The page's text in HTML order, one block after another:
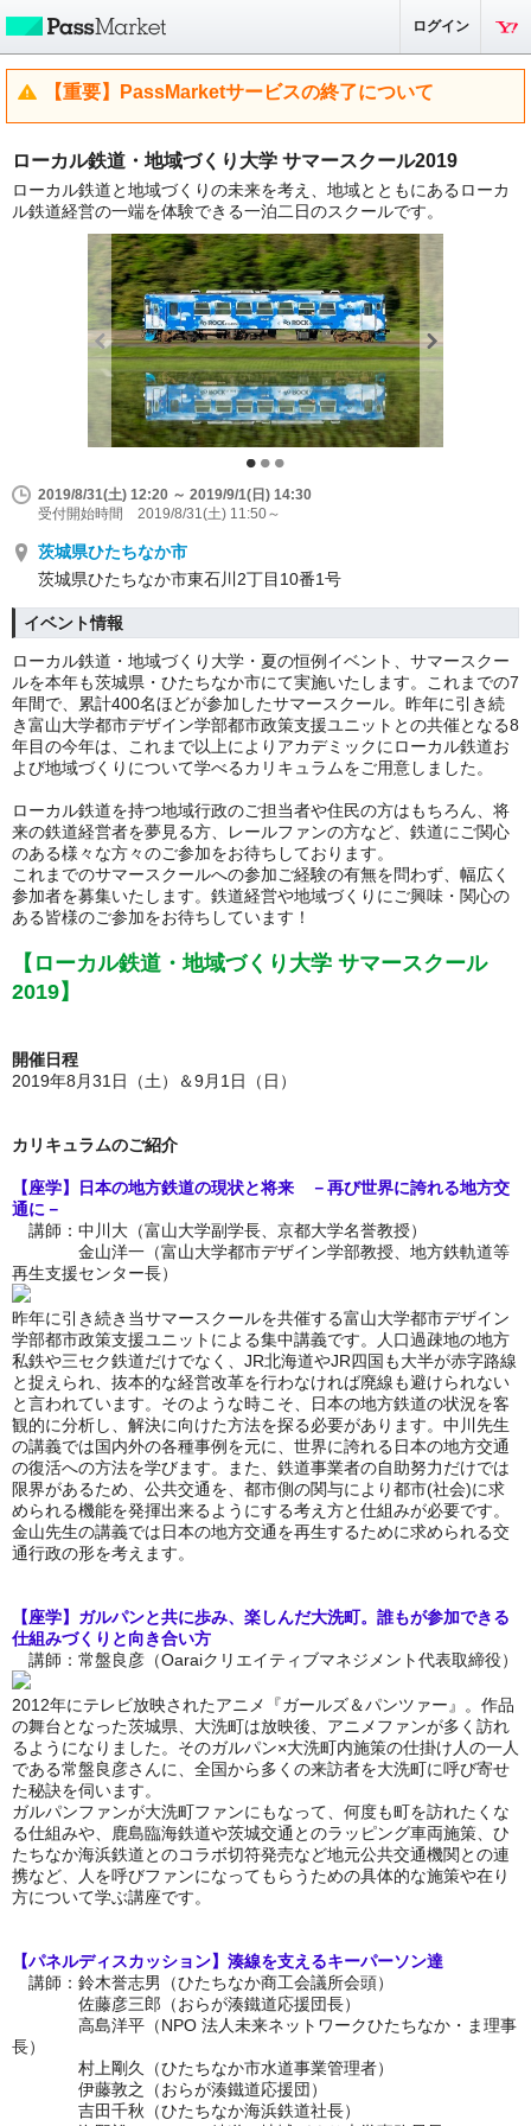
ログイン
【重要】PassMarketサービスの終了について
ローカル鉄道・地域づくり大学 サマースクール2019
ローカル鉄道と地域づくりの未来を考え、地域とともにあるローカ
ル鉄道経営の一端を体験できる一泊二日のスクールです。
2019/8/31(土) 12:20 ～ 2019/9/1(日) 14:30
受付開始時間 2019/8/31(土) 11:50～
茨城県ひたちなか市
茨城県ひたちなか市東石川2丁目10番1号
イベント情報
ローカル鉄道・地域づくり大学・夏の恒例イベント、サマースクー
ルを本年も茨城県・ひたちなか市にて実施いたします。これまでの7
年間で、累計400名ほどが参加したサマースクール。昨年に引き続
き富山大学都市デザイン学部都市政策支援ユニットとの共催となる8
年目の今年は、
これまで以上によりアカデミックにローカル鉄道お
よび地域づくりについて学べるカリキュラムをご用意しました。
ローカル鉄道を持つ地域行政のご担当者や住民の方はもちろん、将
来の鉄道経営者を夢見る方、レールファンの方など、鉄道にご関心
のある様々な方々のご参加をお待ちしております。
これまでのサマースクールへの参加ご経験の有無を問わず、幅広く
参加者を募集いたします。鉄道経営や地域づくりにご興味・関心の
ある皆様のご参加をお待ちしています！
【ローカル鉄道・地域づくり大学 サマースクール
2019】
開催日程
2019年8月31日（土）＆9月1日（日）
カリキュラムのご紹介
【座学】日本の地方鉄道の現状と将来 －再び世界に誇れる地方交
通に－
講師：中川大（富山大学副学長、京都大学名誉教授）
金山洋一（富山大学都市デザイン学部教授、地方鉄軌道等
再生支援センター長）
昨年に引き続き当サマースクールを共催する富山大学都市デザイン
学部都市政策支援ユニットによる集中講義です。人口過疎地の地方
私鉄や三セク鉄道だけでなく、JR北海道やJR四国も大半が赤字路線
と捉えられ、抜本的な経営改革を行わなければ廃線も避けられない
と言われています。そのような時こそ、日本の地方鉄道の状況を客
観的に分析し、解決に向けた方法を探る必要があります。中川先生
の講義では国内外の各種事例を元に、世界に誇れる日本の地方交通
の復活への方法を学びます。また、鉄道事業者の自助努力だけでは
限界があるため、公共交通を、都市側の関与により都市(社会)に求
められる機能を発揮出来るようにする考え方と仕組みが必要です。
金山先生の講義では日本の地方交通を再生するために求められる交
通行政の形を考えます。
【座学】ガルパンと共に歩み、楽しんだ大洗町。誰もが参加できる
仕組みづくりと向き合い方
講師：常盤良彦（Oaraiクリエイティブマネジメント代表取締役）
2012年にテレビ放映されたアニメ『ガールズ＆パンツァー』。作品
の舞台となった茨城県、大洗町は放映後、アニメファンが多く訪れ
るようになりました。そのガルパン×大洗町内施策の仕掛け人の一人
である常盤良彦さんに、全国から多くの来訪者を大洗町に呼び寄せ
た秘訣を伺います。
ガルパンファンが大洗町ファンにもなって、何度も町を訪れたくな
る仕組みや、鹿島臨海鉄道や茨城交通とのラッピング車両施策、ひ
たちなか海浜鉄道とのコラボ切符発売など地元公共交通機関との連
携など、人を呼びファンになってもらうための具体的な施策や在り
方について学ぶ講座です。
【パネルディスカッション】湊線を支えるキーパーソン達
講師：鈴木誉志男（ひたちなか商工会議所会頭）
佐藤彦三郎（おらが湊鐵道応援団長）
高島洋平（NPO 法人未来ネットワークひたちなか・ま理事
長）
村上剛久（ひたちなか市水道事業管理者）
伊藤敦之（おらが湊鐵道応援団）
吉田千秋（ひたちなか海浜鉄道社長）